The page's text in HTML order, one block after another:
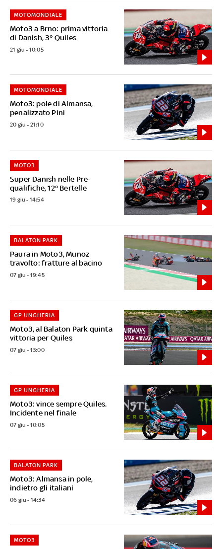
Moto3 a Brno: prima vittoria
di Danish, 3° Quiles
MOTOMONDIALE
21 giu - 10:05
Moto3: pole di Almansa,
penalizzato Pini
MOTOMONDIALE
20 giu - 21:10
Super Danish nelle Pre-
qualifiche, 12° Bertelle
MOTO3
19 giu - 14:54
Paura in Moto3, Munoz
travolto: fratture al bacino
BALATON PARK
07 giu - 19:45
Moto3, al Balaton Park quinta
vittoria per Quiles
GP UNGHERIA
07 giu - 13:00
Moto3: vince sempre Quiles.
Incidente nel finale
GP UNGHERIA
07 giu - 10:05
Moto3: Almansa in pole,
indietro gli italiani
BALATON PARK
06 giu - 14:34
MOTO3